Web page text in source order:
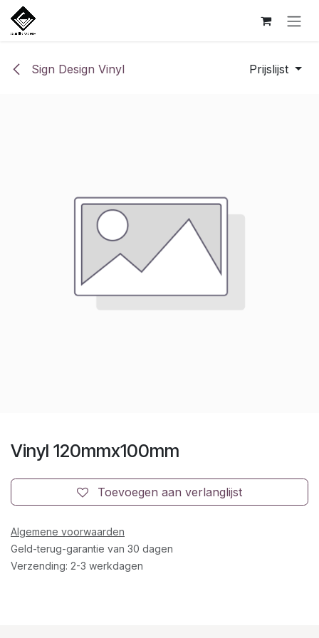
Overslaan naar inhoud
Sign Design Vinyl Prijslijst
Vinyl 120mmx100mm
Toevoegen aan verlanglijst
Algemene voorwaarden
Geld-terug-garantie van 30 dagen
Verzending: 2-3 werkdagen